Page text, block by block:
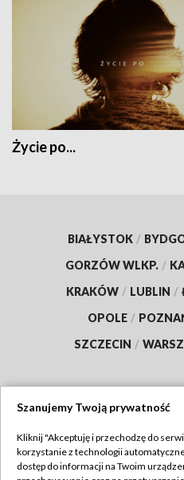
Życie po...
BIAŁYSTOK /
GORZÓW WLKP. /
KRAKÓW / LUBLIN /
OPOLE /
SZCZECIN /
Szanujemy Twoją prywatność
Kliknij "Akceptuję i przechodzę do
korzystanie z technologii
dostęp do informacji na Twoim